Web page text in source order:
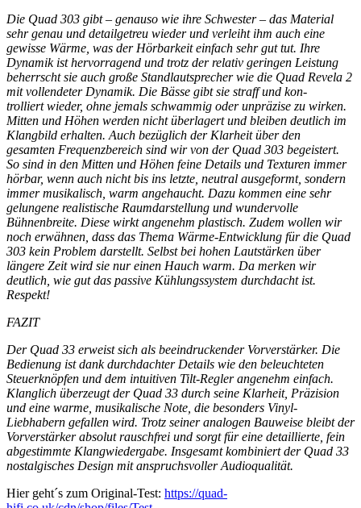
Die Quad 303 gibt – genauso wie ihre Schwester – das Material
sehr genau und detailgetreu wieder und verleiht ihm auch eine
gewisse Wärme, was der Hörbarkeit einfach sehr gut tut. Ihre
Dynamik ist hervorragend und trotz der relativ geringen Leistung
beherrscht sie auch große Standlautsprecher wie die Quad Revela 2
mit vollendeter Dynamik. Die Bässe gibt sie straff und kon-
trolliert wieder, ohne jemals schwammig oder unpräzise zu wirken.
Mitten und Höhen werden nicht überlagert und bleiben deutlich im
Klangbild erhalten. Auch bezüglich der Klarheit über den
gesamten Frequenzbereich sind wir von der Quad 303 begeistert.
So sind in den Mitten und Höhen feine Details und Texturen immer
hörbar, wenn auch nicht bis ins letzte, neutral ausgeformt, sondern
immer musikalisch, warm angehaucht. Dazu kommen eine sehr
gelungene realistische Raumdarstellung und wundervolle
Bühnenbreite. Diese wirkt angenehm plastisch. Zudem wollen wir
noch erwähnen, dass das Thema Wärme-Entwicklung für die Quad
303 kein Problem darstellt. Selbst bei hohen Lautstärken über
längere Zeit wird sie nur einen Hauch warm. Da merken wir
deutlich, wie gut das passive Kühlungssystem durchdacht ist.
Respekt!
FAZIT
Der Quad 33 erweist sich als beeindruckender Vorverstärker. Die
Bedienung ist dank durchdachter Details wie den beleuchteten
Steuerknöpfen und dem intuitiven Tilt-Regler angenehm einfach.
Klanglich überzeugt der Quad 33 durch seine Klarheit, Präzision
und eine warme, musikalische Note, die besonders Vinyl-
Liebhabern gefallen wird. Trotz seiner analogen Bauweise bleibt der
Vorverstärker absolut rauschfrei und sorgt für eine detaillierte, fein
abgestimmte Klangwiedergabe. Insgesamt kombiniert der Quad 33
nostalgisches Design mit anspruchsvoller Audioqualität.
Hier geht´s zum Original-Test: https://quad-